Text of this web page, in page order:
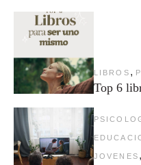
LIBROS ,
Top 6
JOVENES ,